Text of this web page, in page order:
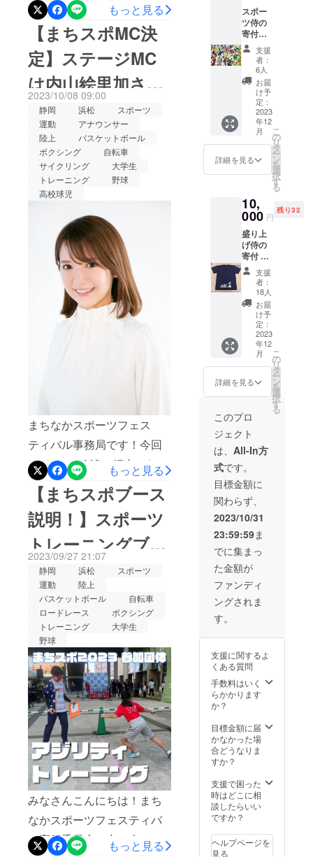
ことで、参加者のみなさん
に新たなスポーツの出会い
を提供したいと思っており
ます。ぜひ11/3はまちなか
スポーツフェスティバルに
お越しください！本イベン
トではクラウドファンディ
ングを実施中で、協賛会社
様も募集しております。本
イベントに賛同していただ
ける方！ぜひご支援お願い
いたします！
では掲載しておりました
が、新しく参加決定したセ
パタクローの紹介です！み
なさんセパタクローはご存
知でしょうか？セパタク
ローの基本的なルールはバ
レーボールと同じで、ボー
ルを地面につけないように3
回以内で相手コートに返し
ます。バレーボールと大き
く異なる点は、サッカーと
同じく手の使用はできず、
基本的に足を使いボールを
扱います。バレーボールと
サッカーを組み合わせたス
ポーツですね！今回ご縁も
いるANYTIME FITNESSの
す！当日は選手のセパタク
ローパフォーマンスも行う
かも！？イベントは
11/3（金祝）に浜松駅北口
すぐのソラモにて開催予定
です！ぜひみなさん！お越
しください！
もっと見る
【まちスポMC決
定】ステージMC
は内山絵里加さん
に決定！
2023/10/08 09:00
静岡 浜松
スポーツ
運動
アナウンサー
陸上
バスケットボール
ボクシング
自転車
サイクリング
大学生
トレーニング
野球
高校球児
まちなかスポーツフェス
ティバル事務局です！今回
はイベントMCの紹介になり
ます！なんと！今回は内山
絵里加さんにお願いするこ
とが決まりました！当日は
MCとして、イベントを楽し
く盛り上げるともに、まち
なかスポーツフェスティバ
ルのスポーツを一緒に体験
していただく予定です！
https://www.instagram.com/e
rika.uchiyama1129/ぜひみな
さん！11/3はまちなかス
ポーツフェスティバルにて
内山さんと一緒に盛り上が
りましょう！
もっと見る
【まちスポブース
説明！】スポーツ
トレーニングブー
ス：大学生が運
営！アスリートも
行うスポーツト
レーニング！
2023/09/27 21:07
静岡 浜松
スポーツ
運動
陸上
バスケットボール
自転車
ロードレース
ボクシング
トレーニング
大学生
野球
みなさんこんにちは！まち
なかスポーツフェスティバ
ル実行委員会の中の人で
もっと見る
をお送
りしま
す。
※1,000
円以上
のご支
援をい
ただけ
る方
は、支
援ペー
ジから
金額の
ご指定
いいた
しま
す。
スポー
ツ侍の
寄付の
リター
ン ①御
礼の写
真付き
メール
②EDO
デザイ
ンオリ
ジナル
ステッ
カー
（種類
はラン
なりま
す） ③
ポスト
カード
まちな
かス
ポーツ
フェス
ティバ
ルコラ
ボTシャ
ツのデ
ザイン
を手掛
けてい
ただい
た、
HACOB
E様のオ
リジナ
ルス
テッ
カーと
ポスト
カード
を返礼
品とさ
せてい
ただき
ます。
お届け
の先の
住所を
ご記入
くださ
い。
支援
者：
6人
お届
け予
定：
2023
年12
月
詳細を見る
こ
の
リ
タ
ー
ン
を
選
択
す
る
10,
000 円
残り32
盛り上
げ侍の
寄付 の
リター
ン ①御
礼の写
真付き
メール
②EDO
デザイ
ンオリ
ジナル
ステッ
カー ・
種類は
ランダ
ムにな
ります
③まち
スポコ
ラボT
シャツ
・サイ
ズは
［S・
M・L・
XL］か
ら選
択、カ
ラーは
［ベー
ジュ、
ネイ
ビー、
なりま
材は
コット
ンで
す。 ス
ポーツ×
デザイ
ンを手
掛ける
HACOB
ベントT
シャツ
とオリ
ジナル
カーを
返礼品
支援
者：
18人
お届
け予
定：
2023
年12
月
詳細を見る
こ
の
リ
タ
ー
ン
を
選
択
す
る
このプロ
ジェクト
は、 All-In方
式です。
目標金額に
関わらず、
2023/10/31
23:59:59ま
でに集まっ
た金額が
ファンディ
ングされま
す。
支援に関するよ
くある質問
手数料はいく
らかかります
か？
目標金額に届
かなかった場
合どうなりま
すか？
支援で困った
時はどこに相
談したらいい
ですか？
ヘルプページを
見る